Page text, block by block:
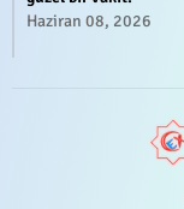
Haziran 08, 2026